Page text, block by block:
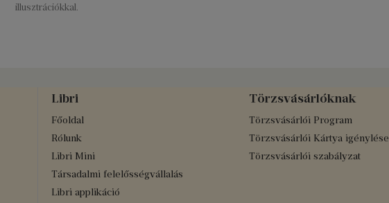
illusztrációkkal.
Libri
Főoldal
Rólunk
Libri Mini
Társadalmi felelősségvállalás
Libri applikáció
Törzsvásárlóknak
Törzsvásárlói Program
Törzsvásárlói Kártya igénylése
Törzsvásárlói szabályzat